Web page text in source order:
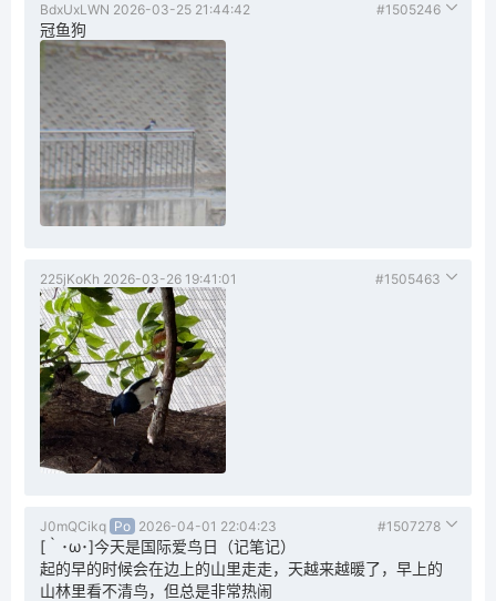
BdxUxLWN 2026-03-25 21:44:42 #1505246
冠鱼狗
225jKoKh 2026-03-26 19:41:01 #1505463
J0mQCikq Po 2026-04-01 22:04:23 #1507278
[｀･ω･]今天是国际爱鸟日（记笔记）
起的早的时候会在边上的山里走走，天越来越暖了，早上的
山林里看不清鸟，但总是非常热闹